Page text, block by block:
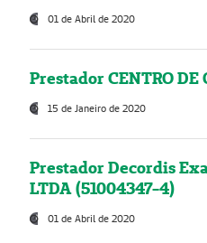
01 de Abril de 2020
Prestador CENTRO DE
15 de Janeiro de 2020
Prestador Decordis
LTDA (51004347-4)
01 de Abril de 2020